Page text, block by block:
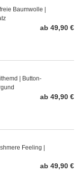
Baumwolle |
ab 49,90 €
| Button-
ab 49,90 €
Feeling |
ab 49,90 €